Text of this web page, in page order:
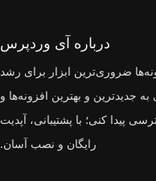
درباره آی وردپرس
ضروری‌ترین ابزار برای رشد
جدیدترین و بهترین افزونه‌ها و
پیدا کنی؛ با پشتیبانی، آپدیت
رایگان و نصب آسان.